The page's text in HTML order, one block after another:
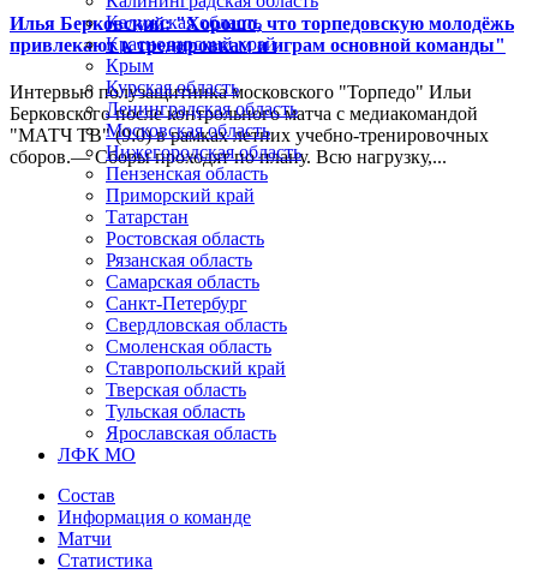
Илья Берковский: "Хорошо, что торпедовскую молодёжь
привлекают к тренировкам и играм основной команды"
Интервью полузащитника московского "Торпедо" Ильи
Берковского после контрольного матча с медиакомандой
"МАТЧ ТВ" (9:0) в рамках летних учебно-тренировочных
сборов.— Сборы проходят по плану. Всю нагрузку,...
Калужская область
Краснодарский край
Крым
Курская область
Ленинградская область
Московская область
Нижегородская область
Пензенская область
Приморский край
Татарстан
Ростовская область
Рязанская область
Самарская область
Санкт-Петербург
Свердловская область
Смоленская область
Ставропольский край
Тверская область
Тульская область
Ярославская область
ЛФК МО
Состав
Информация о команде
Матчи
Статистика